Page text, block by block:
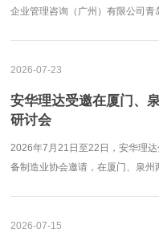
企业管理咨询（广州）有限公司青
2026-07-23
安华理达受邀在厦门、
研讨会
2026年7月21日至22日，安华理
备制造业协会邀请，在厦门、泉州
2026-07-15